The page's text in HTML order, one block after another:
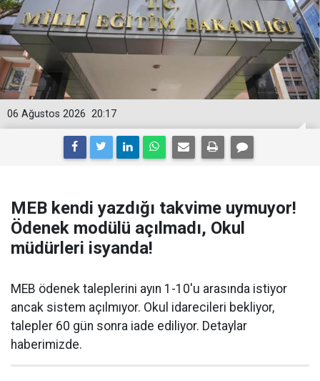
20:17
06 Ağustos 2026
MEB kendi yazdığı takvime uymuyor!
Ödenek modülü açılmadı, Okul
müdürleri isyanda!
MEB ödenek taleplerini ayın 1-10'u arasında istiyor
ancak sistem açılmıyor. Okul idarecileri bekliyor,
talepler 60 gün sonra iade ediliyor. Detaylar
haberimizde.